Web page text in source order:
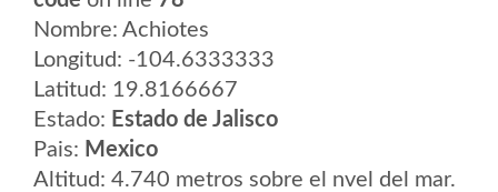
Nombre: Achiotes
Longitud: -104.6333333
Latitud: 19.8166667
Estado: Estado de Jalisco
Pais: Mexico
Altitud: 4.740 metros sobre el nvel del mar.